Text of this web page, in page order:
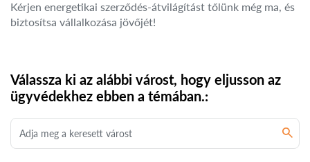
Kérjen energetikai szerződés-átvilágítást tőlünk még ma, és
biztosítsa vállalkozása jövőjét!
Válassza ki az alábbi várost, hogy eljusson az
ügyvédekhez ebben a témában.: